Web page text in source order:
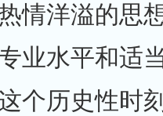
情洋溢的思
业水平和适
个历史性时